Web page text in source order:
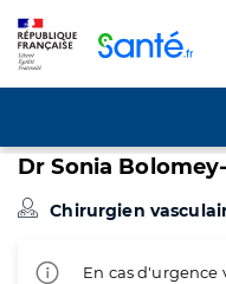
Dr Sonia
Chirurgien
En cas d'urgence